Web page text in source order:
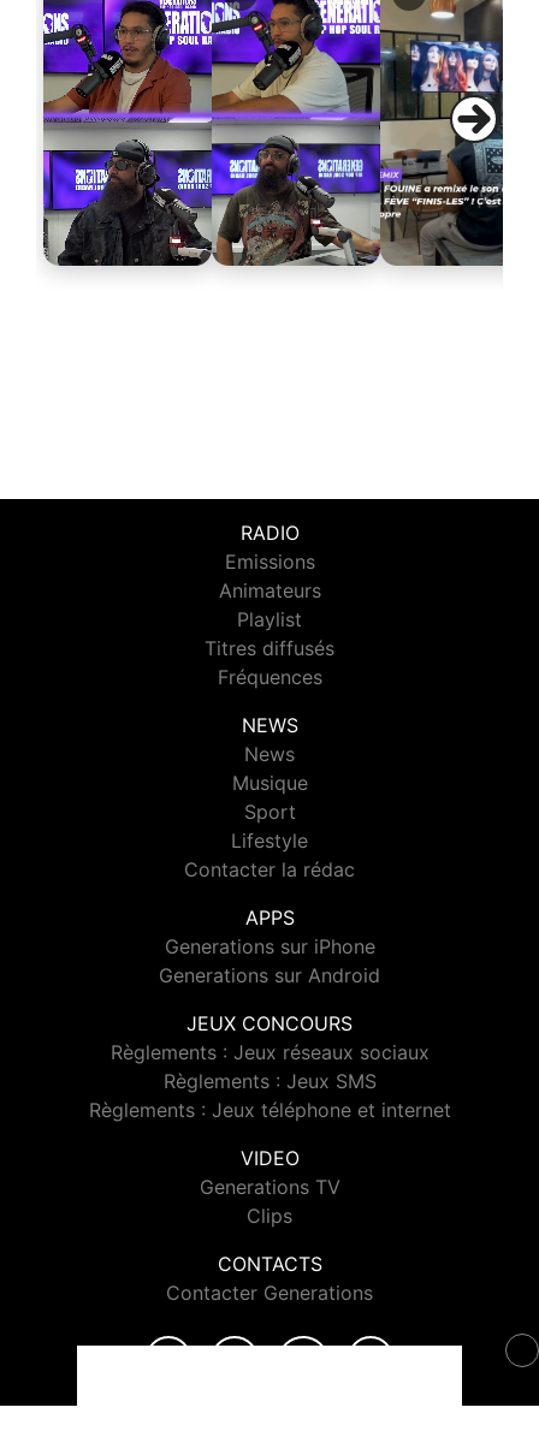
RADIO
Emissions
Animateurs
Playlist
Titres diffusés
Fréquences
NEWS
News
Musique
Sport
Lifestyle
Contacter la rédac
APPS
Generations sur iPhone
Generations sur Android
JEUX CONCOURS
Règlements : Jeux réseaux sociaux
Règlements : Jeux SMS
Règlements : Jeux téléphone et internet
VIDEO
Generations TV
Clips
CONTACTS
Contacter Generations